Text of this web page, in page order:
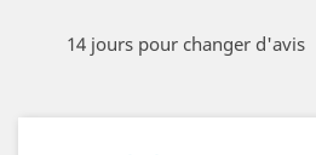
14 jours pour changer d'avis